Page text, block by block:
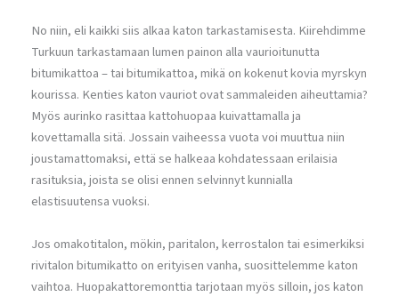
No niin, eli kaikki siis alkaa katon tarkastamisesta. Kiirehdimme
Turkuun tarkastamaan lumen painon alla vaurioitunutta
bitumikattoa – tai bitumikattoa, mikä on kokenut kovia myrskyn
kourissa. Kenties katon vauriot ovat sammaleiden aiheuttamia?
Myös aurinko rasittaa kattohuopaa kuivattamalla ja
kovettamalla sitä. Jossain vaiheessa vuota voi muuttua niin
joustamattomaksi, että se halkeaa kohdatessaan erilaisia
rasituksia, joista se olisi ennen selvinnyt kunnialla
elastisuutensa vuoksi.
Jos omakotitalon, mökin, paritalon, kerrostalon tai esimerkiksi
rivitalon bitumikatto on erityisen vanha, suosittelemme katon
vaihtoa. Huopakattoremonttia tarjotaan myös silloin, jos katon